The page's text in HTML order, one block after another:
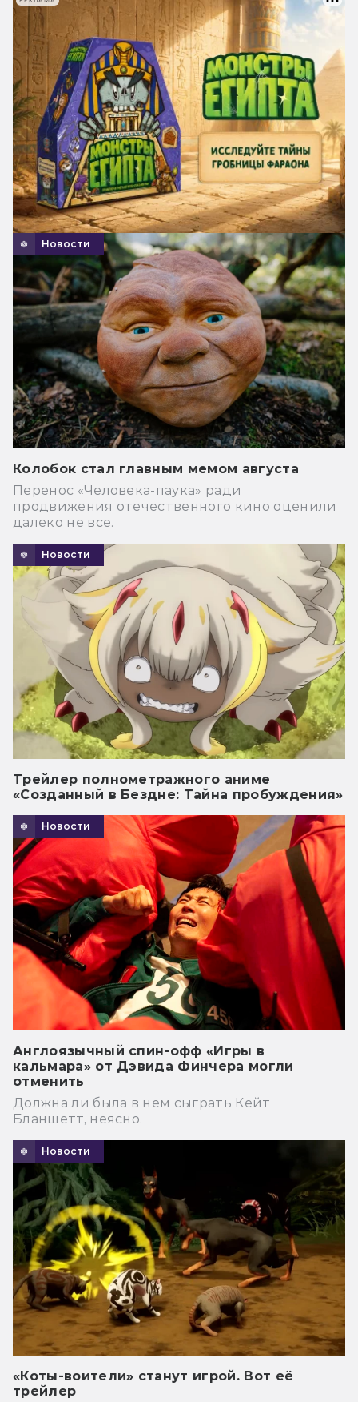
Новости
Колобок стал главным мемом августа
Перенос «Человека-паука» ради
продвижения отечественного кино оценили
далеко не все.
Новости
Трейлер полнометражного аниме
«Созданный в Бездне: Тайна пробуждения»
Новости
Англоязычный спин-офф «Игры в
кальмара» от Дэвида Финчера могли
отменить
Должна ли была в нем сыграть Кейт
Бланшетт, неясно.
Новости
«Коты-воители» станут игрой. Вот её
трейлер